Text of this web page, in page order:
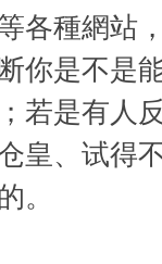
各種網站
你是不是
若是有人
皇、试得
。